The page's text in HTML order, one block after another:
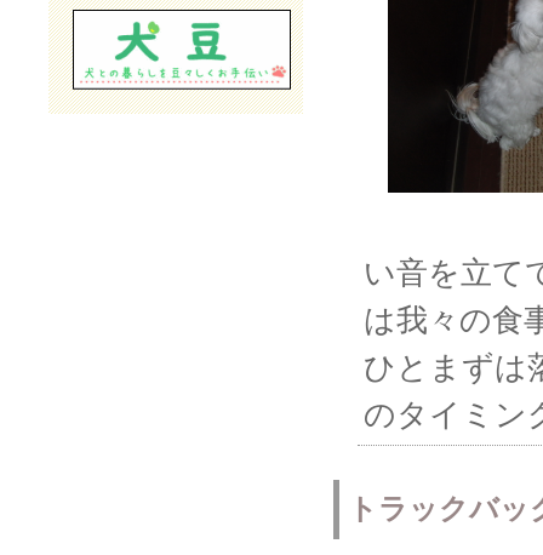
い音を立て
は我々の食
ひとまずは
のタイミン
トラックバッ